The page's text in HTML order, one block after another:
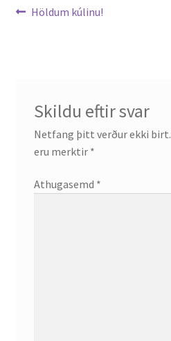
Leiðarkerfi
Previous
Höldum kúlinu!
Skildu eftir svar
Netfang þitt verður ekki birt.
eru merktir *
Athugasemd *